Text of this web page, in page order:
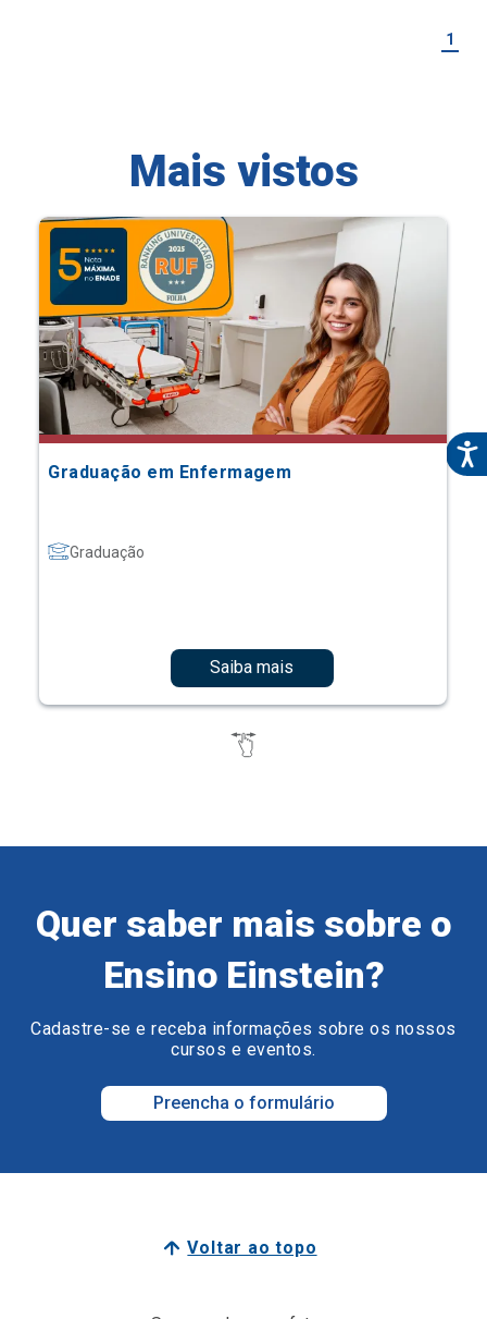
1
Mais vistos
Graduação em Enfermagem
Graduação
Saiba mais
Quer saber mais sobre o
Ensino Einstein?
Cadastre-se e receba informações sobre os nossos
cursos e eventos.
Preencha o formulário
Voltar ao topo